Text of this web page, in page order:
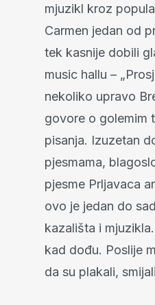
mjuzikl kroz
Carmen jedan od
tek kasnije dobili
music hallu –
nekoliko upravo
govore o golemim
pisanja. Izuzetan
pjesmama,
pjesme Prljavaca
ovo je jedan do
kazališta i
kad dođu. Poslije
da su plakali,